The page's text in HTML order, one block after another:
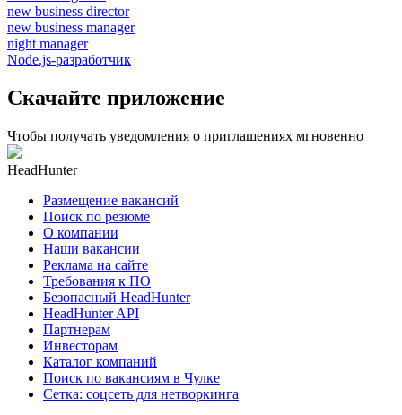
new business director
new business manager
night manager
Node.js-разработчик
Скачайте приложение
Чтобы получать уведомления о приглашениях мгновенно
HeadHunter
Размещение вакансий
Поиск по резюме
О компании
Наши вакансии
Реклама на сайте
Требования к ПО
Безопасный HeadHunter
HeadHunter API
Партнерам
Инвесторам
Каталог компаний
Поиск по вакансиям в Чулке
Сетка: соцсеть для нетворкинга